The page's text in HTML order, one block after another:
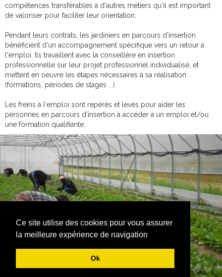
Ce site utilise des cookies pour vous assurer
la meilleure expérience de navigation
Ok
compétences transférables à d'autres métiers qu'il est important
de valoriser pour faciliter leur orientation.
Pendant leurs contrats, les jardiniers en parcours d'insertion
bénéficient d'un accompagnement spécifique vers un retour à
l'emploi. Ils travaillent avec la conseillère en insertion
professionnelle sur leur projet professionnel individualisé, et
mettent en oeuvre les étapes nécessaires à sa réalisation
(formations, périodes de stages ...).
Les freins à l'emploi sont repérés et levés pour aider les
personnes en parcours d'insertion à accéder à un emploi et/ou
une formation qualifiante.